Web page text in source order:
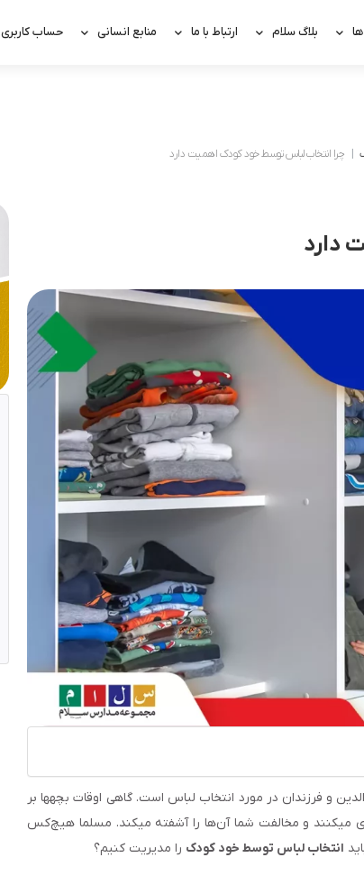
بلاگ سلام ارتباط با ما منابع انسانی حساب کاربری
چرا انتخاب لباس توسط خود کودک اهمیت دارد
دارد
و فرزندان در مورد انتخاب لباس است. گاهی اوقات بچه­ها بر
می­کنند و مخالفت شما آن‌ها را آشفته می­کند. مسلما هیچ‌کس
انتخاب لباس توسط خود کودک را مدیریت کنیم؟